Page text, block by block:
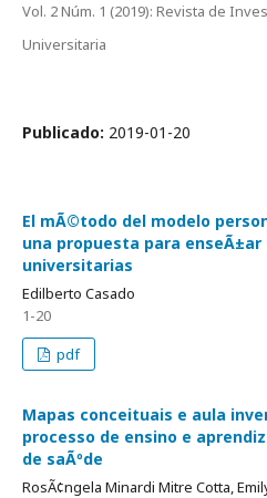
Vol. 2 Núm. 1 (2019): Revista de
Universitaria
Publicado: 2019-01-20
El mÃ©todo del modelo
una propuesta para
universitarias
Edilberto Casado
1-20
pdf
Mapas conceituais e aula
processo de ensino e
de saÃºde
RosÃ¢ngela Minardi Mitre Cotta,